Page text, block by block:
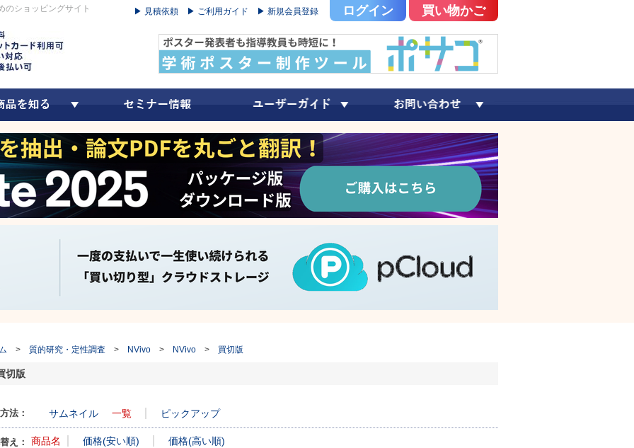
のショッピングサイト ▶ 見積依頼 ▶ ご利用ガイド ▶ 新規会員登録 ログイン 買い物かご
> 質的研究・定性調査 > NVivo > NVivo > 買切版
切版
法： サムネイル 一覧 ピックアップ
え： 商品名 価格(安い順) 価格(高い順)